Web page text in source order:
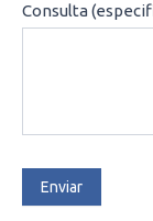
Consulta
Enviar